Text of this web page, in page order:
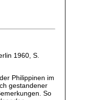
1960, S.
Philippinen im
gestandener
So